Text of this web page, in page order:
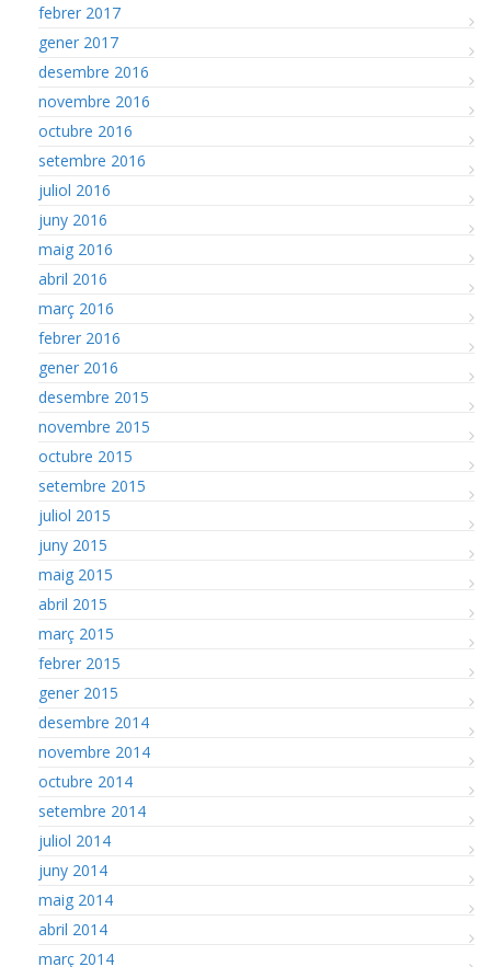
febrer 2017
gener 2017
desembre 2016
novembre 2016
octubre 2016
setembre 2016
juliol 2016
juny 2016
maig 2016
abril 2016
març 2016
febrer 2016
gener 2016
desembre 2015
novembre 2015
octubre 2015
setembre 2015
juliol 2015
juny 2015
maig 2015
abril 2015
març 2015
febrer 2015
gener 2015
desembre 2014
novembre 2014
octubre 2014
setembre 2014
juliol 2014
juny 2014
maig 2014
abril 2014
març 2014